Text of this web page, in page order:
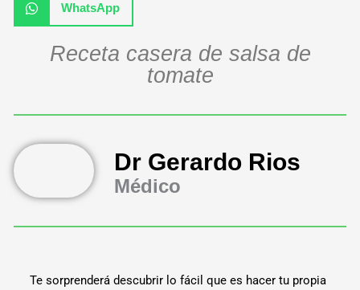
WhatsApp
Receta casera de salsa de
tomate
Dr Gerardo Rios
Médico
Te sorprenderá descubrir lo fácil que es hacer tu propia